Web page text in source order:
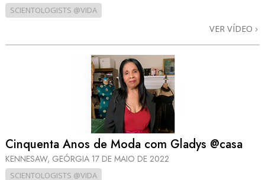
SCIENTOLOGISTS @VIDA
VER VÍDEO
Cinquenta Anos de Moda com Gladys @casa
KENNESAW, GEÓRGIA 17 DE MAIO DE 2022
SCIENTOLOGISTS @VIDA